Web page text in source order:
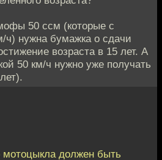
50 ссм (которые с
ч) нужна бумажка о сдачи
возраста в 15 лет. А
50 км/ч нужно уже получать
должен быть